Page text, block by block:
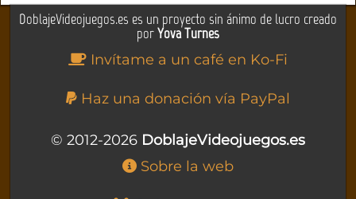
DoblajeVideojuegos.es es un proyecto sin ánimo de lucro creado
porYova Turnes
Invítame a un café en Ko-Fi
Haz una donación vía PayPal
© 2012-2026 DoblajeVideojuegos.es
Sobre la web